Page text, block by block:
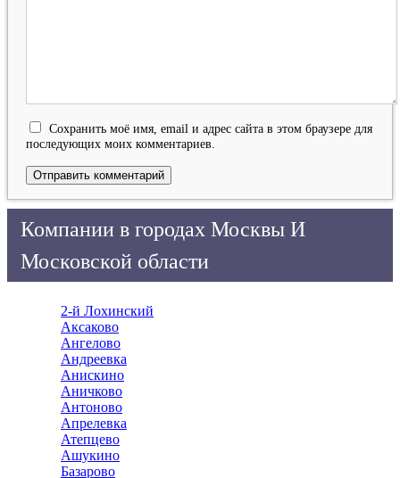
Сохранить моё имя, email и адрес сайта в этом браузере для
последующих моих комментариев.
Компании в городах Москвы И
Московской области
2-й Лохинский
Аксаково
Ангелово
Андреевка
Анискино
Аничково
Антоново
Апрелевка
Атепцево
Ашукино
Базарово